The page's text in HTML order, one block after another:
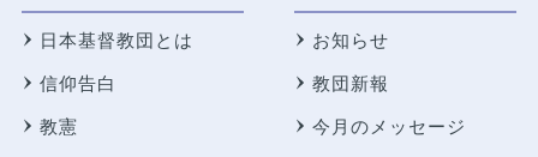
日本基督教団とは
信仰告白
教憲
お知らせ
教団新報
今月のメッセージ